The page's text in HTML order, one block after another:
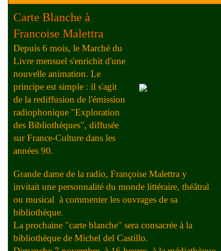
Carte Blanche à
Francoise Malettra
Depuis 6 mois, le Marché du
Livre mensuel s'enrichit d'une
nouvelle animation. Le
principe est simple : il s'agit
de la rediffusion de l'émission
radiophonique "Exploration
des Bibliothèques", diffusée
sur France-Culture dans les
années 90.
Grande dame de la radio, Françoise Malettra y
invitait une personnalité du monde littéraire, théâtral
ou musical à commenter les ouvrages de sa
bibliothèque.
La prochaine "carte blanche" sera consacrée à la
bibliothèque de Michel del Castillo.